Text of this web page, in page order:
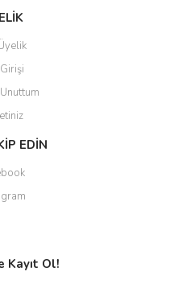
EDİN
Kayıt Ol!